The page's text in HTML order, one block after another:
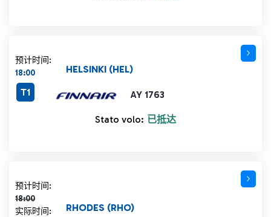
预计时间:
18:00
AY 1763
HELSINKI (HEL)
T1
Stato volo: 已抵达
预计时间:
18:00
计划时间 18:00 删除线
实际时间:
RHODES (RHO)